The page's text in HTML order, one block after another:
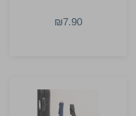
₪7.90